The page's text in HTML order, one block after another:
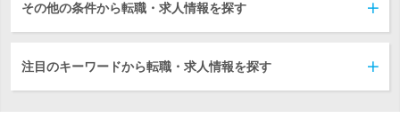
その他の条件から転職・求人情報を探す
注目のキーワードから転職・求人情報を探す